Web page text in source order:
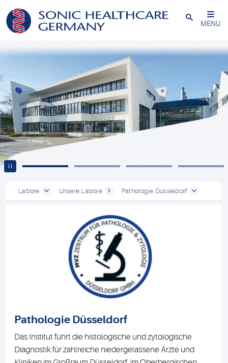
Schließen
MENU
Labore Unsere Labore Pathologie Düsseldorf
Pathologie Düsseldorf
Das Institut führt die histologische und zytologische
Diagnostik für zahlreiche niedergelassene Ärzte und